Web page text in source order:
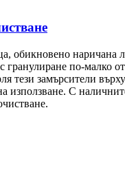
обикновено
гранулиране по-
тези замърсители
използване. С